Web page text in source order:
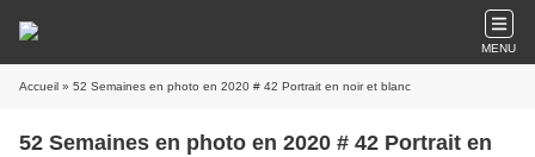
MENU
Accueil » 52 Semaines en photo en 2020 # 42 Portrait en noir et blanc
52 Semaines en photo en 2020 # 42 Portrait en